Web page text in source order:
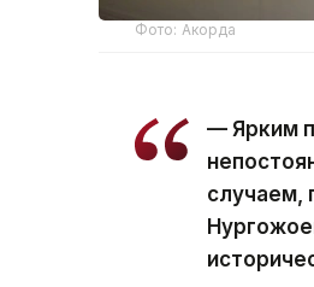
Фото: Акорда
— Ярким
случаем,